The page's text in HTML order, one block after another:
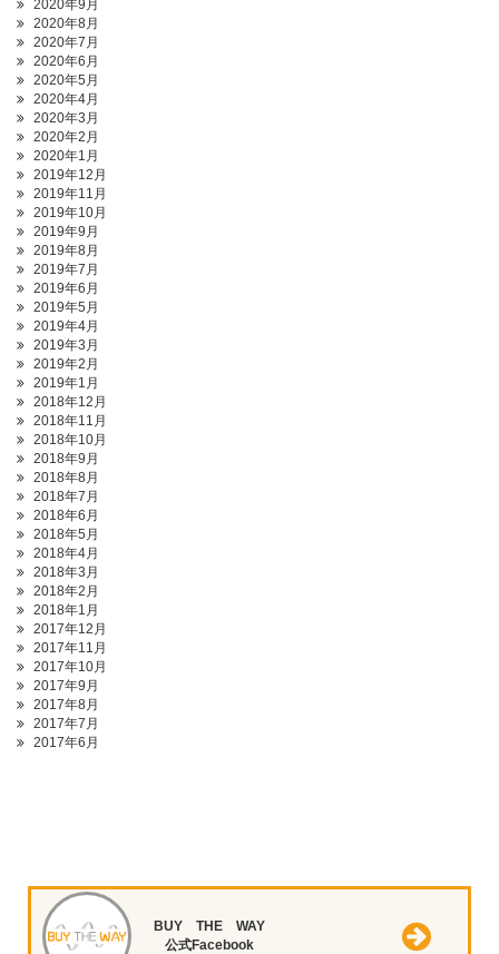
2020年9月
2020年8月
2020年7月
2020年6月
2020年5月
2020年4月
2020年3月
2020年2月
2020年1月
2019年12月
2019年11月
2019年10月
2019年9月
2019年8月
2019年7月
2019年6月
2019年5月
2019年4月
2019年3月
2019年2月
2019年1月
2018年12月
2018年11月
2018年10月
2018年9月
2018年8月
2018年7月
2018年6月
2018年5月
2018年4月
2018年3月
2018年2月
2018年1月
2017年12月
2017年11月
2017年10月
2017年9月
2017年8月
2017年7月
2017年6月
BUY THE WAY
公式Facebook